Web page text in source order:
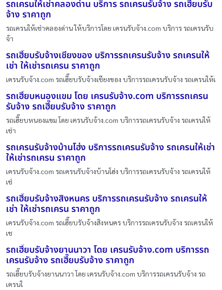
รถเครนให้เช่าคลองด่าน บริการ รถเครนรับจ้าง รถเฮี๊ยบรับ
จ้าง ราคาถูก
รถเครนให้เช่าคลองด่าน ให้บริการโดย เครนรับจ้าง.com บริการ รถเครนรับ
จ้า
รถเฮี๊ยบรับจ้างเชียงของ บริการรถเครนรับจ้าง รถเครนให้
เช่า ให้เช่ารถเครน ราคาถูก
เครนรับจ้าง.com รถเฮี๊ยบรับจ้างเชียงของ บริการรถเครนรับจ้าง รถเครนให้เ
รถเฮี๊ยบหนองแขม โดย เครนรับจ้าง.com บริการรถเครน
รับจ้าง รถเฮี๊ยบรับจ้าง ราคาถูก
รถเฮี๊ยบหนองแขม โดย เครนรับจ้าง.com บริการรถเครนรับจ้าง รถเครนให้
เช่า
รถเครนรับจ้างบ้านโฮ่ง บริการรถเครนรับจ้าง รถเครนให้เช่า
ให้เช่ารถเครน ราคาถูก
เครนรับจ้าง.com รถเครนรับจ้างบ้านโฮ่ง บริการรถเครนรับจ้าง รถเครนให้
เช่
รถเฮี๊ยบรับจ้างสิงหนคร บริการรถเครนรับจ้าง รถเครนให้
เช่า ให้เช่ารถเครน ราคาถูก
เครนรับจ้าง.com รถเฮี๊ยบรับจ้างสิงหนคร บริการรถเครนรับจ้าง รถเครนให้
เช
รถเฮี๊ยบรับจ้างยานนาวา โดย เครนรับจ้าง.com บริการรถ
เครนรับจ้าง รถเฮี๊ยบรับจ้าง ราคาถูก
รถเฮี๊ยบรับจ้างยานนาวา โดย เครนรับจ้าง.com บริการรถเครนรับจ้าง รถ
เครนใ